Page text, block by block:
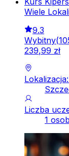
Wiele
9.3
Wybitny(
239,99 zł
Liczba
1